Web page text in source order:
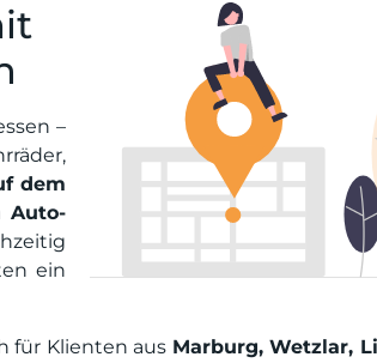
–
dem
Auto-
ein
für Klienten aus Marburg, Wetzlar,